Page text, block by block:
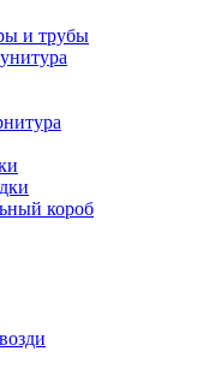
и трубы
короб